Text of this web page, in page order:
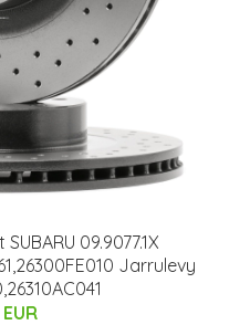
09.9077.1X
Jarrulevy